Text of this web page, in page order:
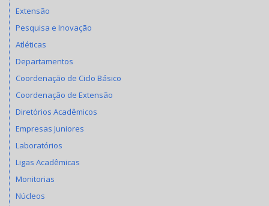
Extensão
Pesquisa e Inovação
Atléticas
Departamentos
Coordenação de Ciclo Básico
Coordenação de Extensão
Diretórios Acadêmicos
Empresas Juniores
Laboratórios
Ligas Acadêmicas
Monitorias
Núcleos